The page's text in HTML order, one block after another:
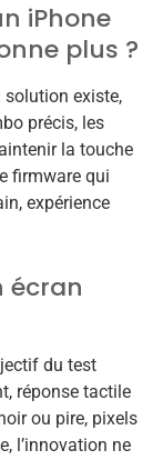
iPhone
plus ?
solution existe,
précis, les
la touche
firmware qui
expérience
écran
du test
réponse tactile
ou pire, pixels
l’innovation ne